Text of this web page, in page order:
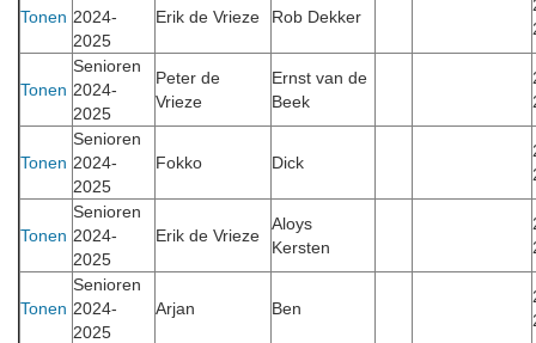
Tonen 2024-
2025
Erik de Vrieze Rob Dekker
Tonen
Senioren
2024-
2025
Peter de
Vrieze
Ernst van de
Beek
Tonen
Senioren
2024-
2025
Fokko Dick
Tonen
Senioren
2024-
2025
Erik de Vrieze
Aloys
Kersten
Tonen
Senioren
2024-
2025
Arjan Ben